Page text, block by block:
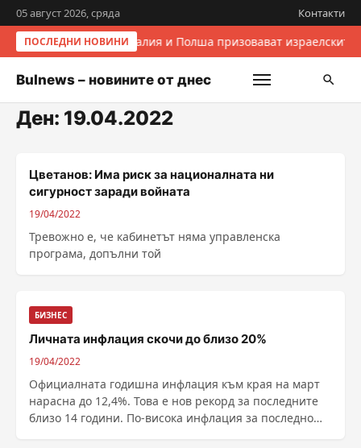
05 август 2026, сряда Контакти
ПОСЛЕДНИ НОВИНИИталия и Полша призовават
Bulnews – новините от днес
Ден: 19.04.2022
Цветанов: Има риск за националната ни
сигурност заради войната
19/04/2022
Тревожно е, че кабинетът няма управленска
програма, допълни той
БИЗНЕС
Личната инфлация скочи до близо 20%
19/04/2022
Официалната годишна инфлация към края на март
нарасна до 12,4%. Това е нов рекорд за последните
близо 14 години. По-висока инфлация за последно